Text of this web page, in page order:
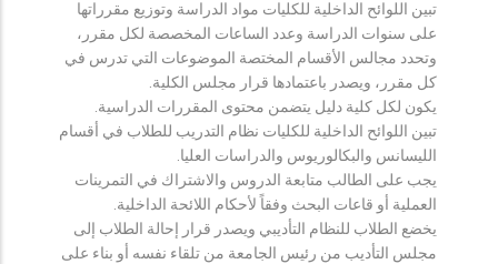
تبين اللوائح الداخلية للكليات مواد الدراسة وتوزيع مقرراتها
على سنوات الدراسة وعدد الساعات المخصصة لكل مقرر،
وتحدد مجالس الأقسام المختصة الموضوعات التي تدرس في
كل مقرر، ويصدر باعتمادها قرار مجلس الكلية.
يكون لكل كلية دليل يتضمن محتوى المقررات الدراسية.
تبين اللوائح الداخلية للكليات نظام التدريب للطلاب في أقسام
الليسانس والبكالوريوس والدراسات العليا.
يجب على الطالب متابعة الدروس والاشتراك في التمرينات
العملية أو قاعات البحث وفقاً لأحكام اللائحة الداخلية.
يخضع الطلاب للنظام التأديبي ويصدر قرار إحالة الطلاب إلى
مجلس التأديب من رئيس الجامعة من تلقاء نفسه أو بناء على